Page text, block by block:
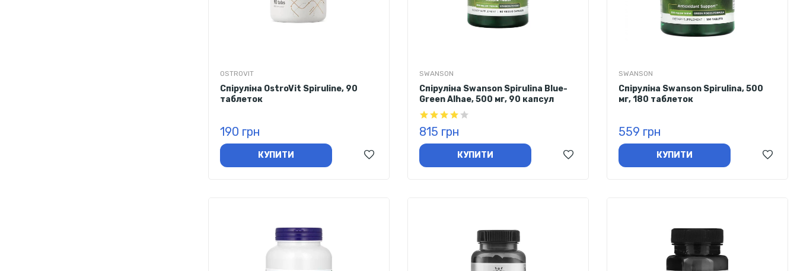
OSTROVIT
Спіруліна OstroVit Spiruline, 90
таблеток
190 грн
КУПИТИ
SWANSON
Спіруліна Swanson Spirulina Blue-
Green Alhae, 500 мг, 90 капсул
815 грн
КУПИТИ
SWANSON
Спіруліна Swanson Spirulina, 500
мг, 180 таблеток
559 грн
КУПИТИ